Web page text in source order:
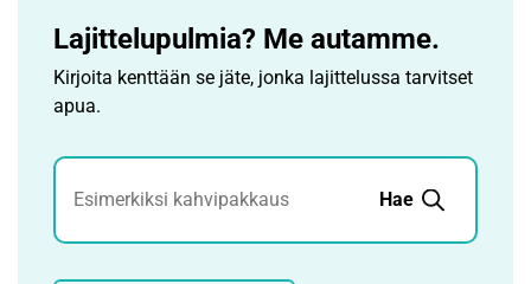
Lajittelupulmia? Me autamme.
Kirjoita kenttään se jäte, jonka lajittelussa tarvitset
apua.
Jätehaku
Hae